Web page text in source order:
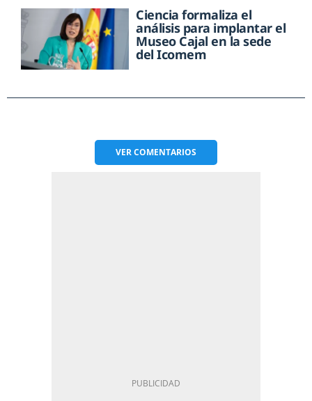
Ciencia formaliza el
análisis para implantar el
Museo Cajal en la sede
del Icomem
VERCOMENTARIOS